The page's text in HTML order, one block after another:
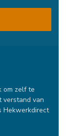
om zelf te
verstand van
Hekwerkdirect